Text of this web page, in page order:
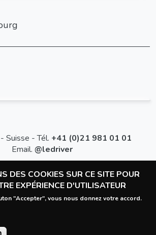
Suisse - Tél. +41 (0)21 981 01 01
Email. @ledriver
DES COOKIES SUR CE SITE POUR
EXPÉRIENCE D'UTILISATEUR
"Accepter", vous nous donnez votre accord.